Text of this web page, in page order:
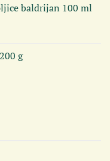
baldrijan 100 ml
g